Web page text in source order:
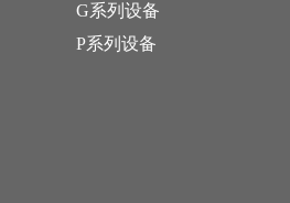
G系列设备
P系列设备